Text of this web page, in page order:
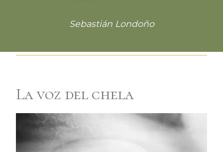
Sebastián Londoño
La voz del chela